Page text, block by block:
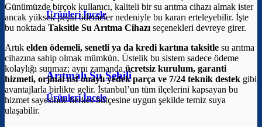
Ürünleri İncele
Arıtmalı Su Sebili
Ürünleri İncele
Günümüzde birçok kullanıcı, kaliteli bir su arıtma cihazı almak ister
ancak yüksek peşin ödemeler nedeniyle bu kararı erteleyebilir. İşte
bu noktada Taksitle Su Arıtma Cihazıseçenekleri devreye girer.
Artık elden ödemeli, senetli ya da kredi kartına taksitle su arıtma
cihazına sahip olmak mümkün. Üstelik bu sistem sadece ödeme
kolaylığı sunmaz; aynı zamandaücretsiz kurulum, garanti
hizmeti, orjinal nsf onaylı yedek parça ve 7/24 teknik destek gibi
avantajlarla birlikte gelir. İstanbul’un tüm ilçelerini kapsayan bu
hizmet sayesinde herkes bütçesine uygun şekilde temiz suya
ulaşabilir.